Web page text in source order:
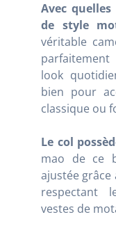
Avec
de style
véritable
look
bien pour
classique ou
Le col
mao de ce
ajustée
respectant
vestes de